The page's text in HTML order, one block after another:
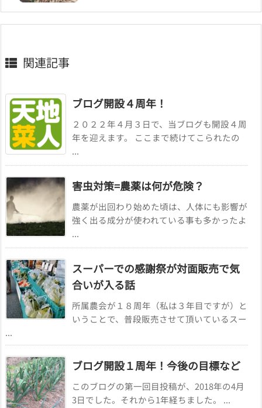
関連記事
ブログ開設４周年！
２０２２年４月３日で、当ブログも開設４周
年を迎えます。 ここまで続けてこられたの
...
害虫対策=農薬は何が危険？
農薬が出回わり始めた頃は、人体にも影響が
強く出る成分が使われている事も多かったよ
...
スーパーでの感謝祭が対面販売で気
合いが入る話
所属農会が１８周年（私は３年目ですが）と
いうことで、普段販売させて頂いているスー
...
ブログ開設１周年！今後の目標など
このブログの第一回目投稿が、2018年の4月
3日でした。それから1年経ちました。 ...